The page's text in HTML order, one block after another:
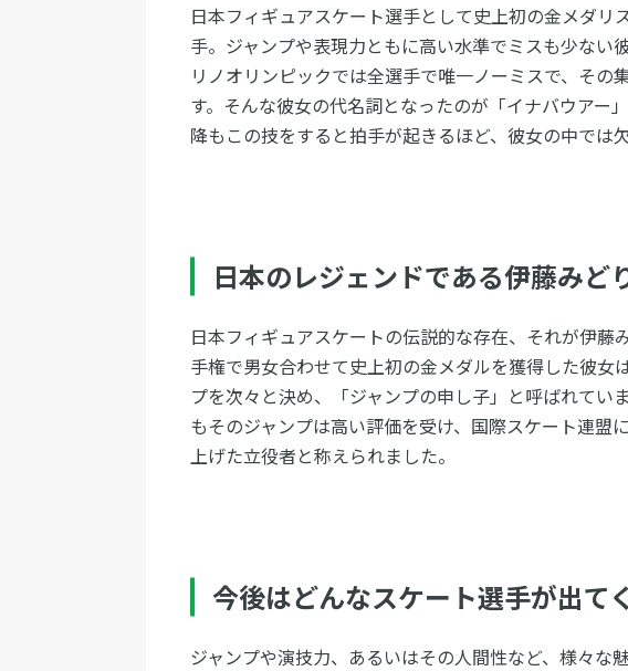
日本フィギュアスケート選手として史上初の金メダリ
手。ジャンプや表現力ともに高い水準でミスも少ない
リノオリンピックでは全選手で唯一ノーミスで、その
す。そんな彼女の代名詞となったのが「イナバウアー
降もこの技をすると拍手が起きるほど、彼女の中では
日本のレジェンドである伊藤みど
日本フィギュアスケートの伝説的な存在、それが伊藤
手権で男女合わせて史上初の金メダルを獲得した彼女
プを次々と決め、「ジャンプの申し子」と呼ばれてい
もそのジャンプは高い評価を受け、国際スケート連盟
上げた立役者と称えられました。
今後はどんなスケート選手が出て
ジャンプや演技力、あるいはその人間性など、様々な